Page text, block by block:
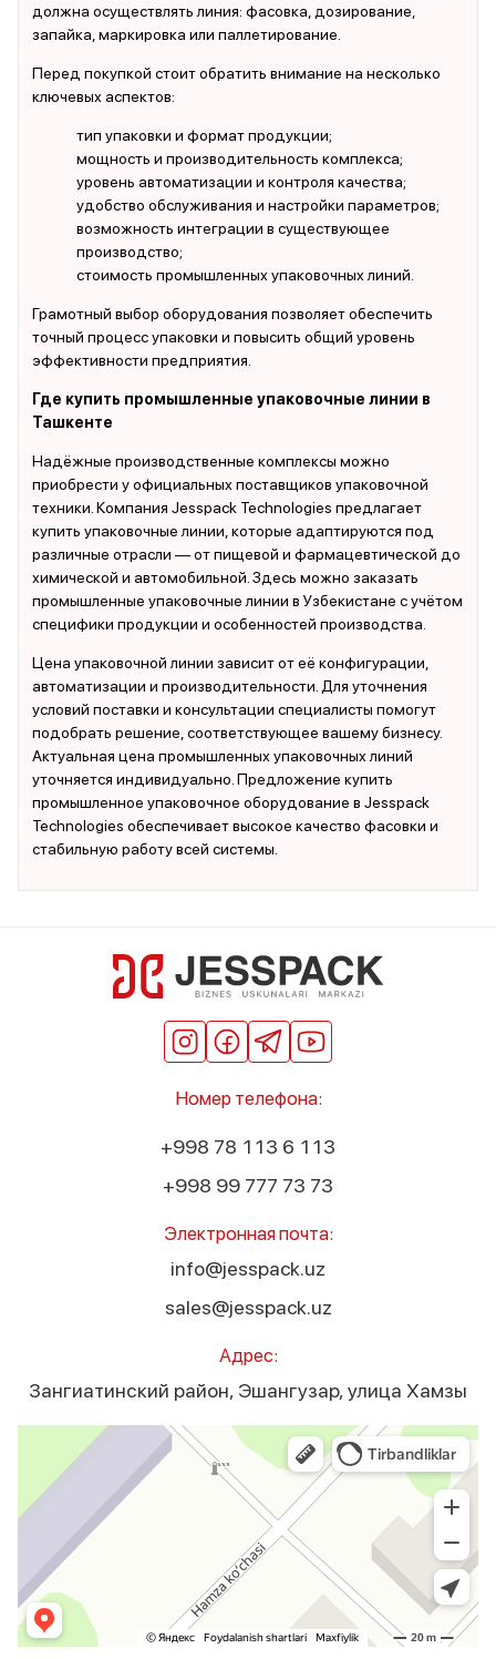
должна осуществлять линия: фасовка, дозирование,
запайка, маркировка или паллетирование.
Перед покупкой стоит обратить внимание на несколько
ключевых аспектов:
тип упаковки и формат продукции;
мощность и производительность комплекса;
уровень автоматизации и контроля качества;
удобство обслуживания и настройки параметров;
возможность интеграции в существующее
производство;
стоимость промышленных упаковочных линий.
Грамотный выбор оборудования позволяет обеспечить
точный процесс упаковки и повысить общий уровень
эффективности предприятия.
Где купить промышленные упаковочные линии в
Ташкенте
Надёжные производственные комплексы можно
приобрести у официальных поставщиков упаковочной
техники. Компания Jesspack Technologies предлагает
купить упаковочные линии, которые адаптируются под
различные отрасли — от пищевой и фармацевтической до
химической и автомобильной. Здесь можно заказать
промышленные упаковочные линии в Узбекистане с учётом
специфики продукции и особенностей производства.
Цена упаковочной линии зависит от её конфигурации,
автоматизации и производительности. Для уточнения
условий поставки и консультации специалисты помогут
подобрать решение, соответствующее вашему бизнесу.
Актуальная цена промышленных упаковочных линий
уточняется индивидуально. Предложение купить
промышленное упаковочное оборудование в Jesspack
Technologies обеспечивает высокое качество фасовки и
стабильную работу всей системы.
Номер телефона:
+998 78 113 6 113
+998 99 777 73 73
Электронная почта:
info@jesspack.uz
sales@jesspack.uz
Адрес:
Зангиатинский район, Эшангузар, улица Хамзы
Оборудование для лёгкой промышленности в Ташкентской области